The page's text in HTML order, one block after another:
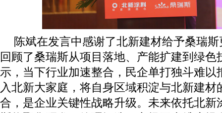
陈斌在发言中感谢了北新建材给予桑瑞
回顾了桑瑞斯从项目落地、产能扩建到绿色
示，当下行业加速整合，民企单打独斗难以
入北新大家庭，将自身区域积淀与北新建材
合，是企业关键性战略升级。未来依托北新